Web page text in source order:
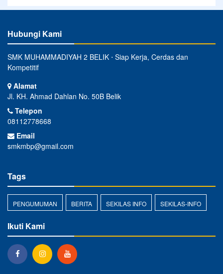
Hubungi Kami
SMK MUHAMMADIYAH 2 BELIK ⋅ Siap Kerja, Cerdas dan
Kompetitif
Alamat
Jl. KH. Ahmad Dahlan No. 50B Belik
Telepon
08112778668
Email
smkmbp@gmail.com
Tags
PENGUMUMAN BERITA SEKILAS INFO SEKILAS-INFO
Ikuti Kami